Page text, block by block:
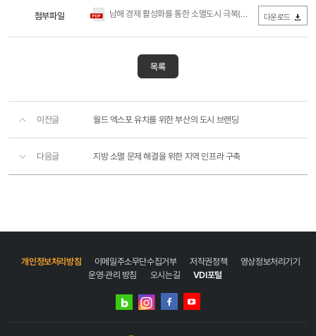
첨부파일 남해 경제 활성화를 통한 소멸도시 극복(이동중학교).pdf 다운로드
목록
이전글 월드 엑스포 유치를 위한 부산의 도시 브랜딩
다음글 지방 소멸 문제 해결을 위한 지역 인프라 구축
개인정보처리방침 이메일주소무단수집거부 저작권정책
영상정보처리기기
운영·관리 방침
오시는길 VDI포털
네이버
인스타그램